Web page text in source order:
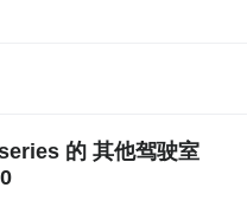
的 其他驾驶室